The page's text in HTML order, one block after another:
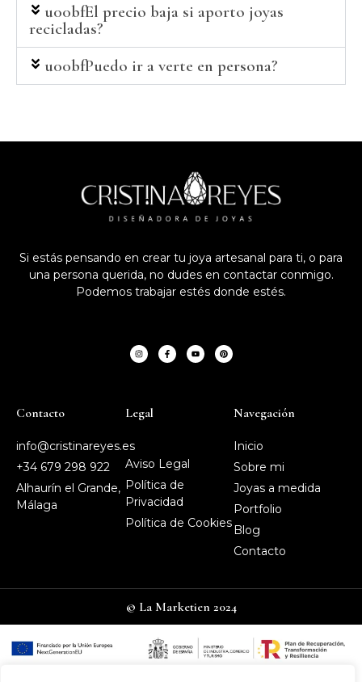
u00bfEl precio baja si aporto joyas
recicladas?
u00bfPuedo ir a verte en persona?
Si estás pensando en crear tu joya artesanal para ti, o para
una persona querida, no dudes en contactar conmigo.
Podemos trabajar estés donde estés.
Contacto
info@cristinareyes.es
+34 679 298 922
Alhaurín el Grande,
Málaga
Legal
Aviso Legal
Política de
Privacidad
Política de Cookies
Navegación
Inicio
Sobre mi
Joyas a medida
Portfolio
Blog
Contacto
© La Marketien 2024